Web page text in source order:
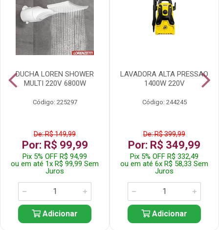
DUCHA LOREN SHOWER
MULTI 220V 6800W
Código: 225297
De: R$ 149,99
Por: R$ 99,99
Pix 5% OFF R$ 94,99
ou em até 1x R$ 99,99 Sem
Juros
Adicionar
LAVADORA ALTA PRESSAO
1400W 220V
Código: 244245
De: R$ 399,99
Por: R$ 349,99
Pix 5% OFF R$ 332,49
ou em até 6x R$ 58,33 Sem
Juros
Adicionar